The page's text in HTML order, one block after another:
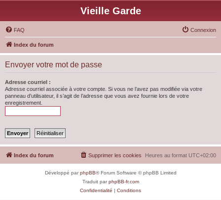
Vieille Garde
FAQ Connexion
Index du forum
Envoyer votre mot de passe
Adresse courriel :
Adresse courriel associée à votre compte. Si vous ne l’avez pas modifiée via votre
panneau d’utilisateur, il s’agit de l’adresse que vous avez fournie lors de votre
enregistrement.
Index du forum Heures au format UTC+02:00
Supprimer les cookies
Développé parphpBB® Forum Software © phpBB Limited
Traduit parphpBB-fr.com
Confidentialité | Conditions